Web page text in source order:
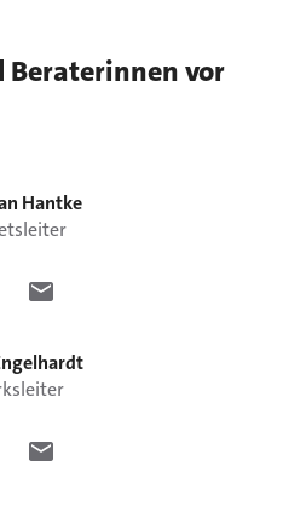
Beraterinnen vor
Hantke